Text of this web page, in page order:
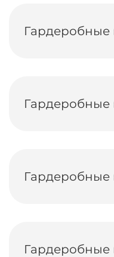
Гардеробные
Гардеробные
Гардеробные